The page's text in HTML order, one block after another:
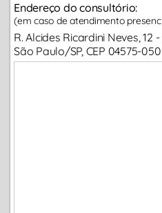
Endereço do consultório:
(em caso de atendimento
R. Alcides Ricardini Neves, 12
São Paulo/SP, CEP 04575-050